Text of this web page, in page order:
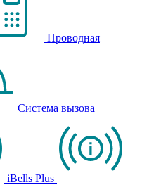
Проводная
Система вызова
iBells Plus